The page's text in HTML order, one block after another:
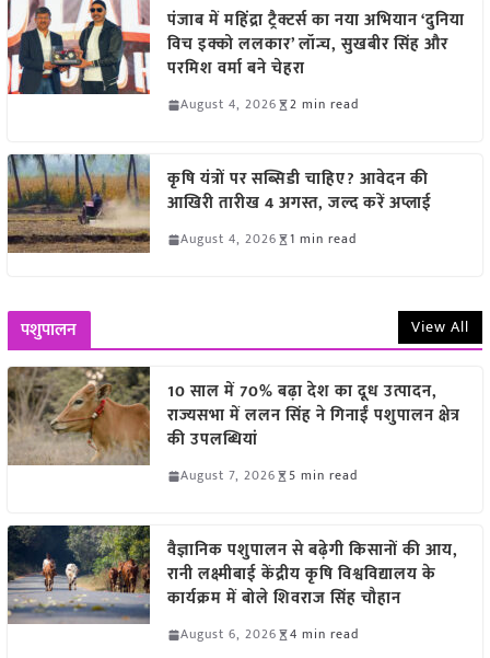
पंजाब में महिंद्रा ट्रैक्टर्स का नया अभियान ‘दुनिया
विच इक्को ललकार’ लॉन्च, सुखबीर सिंह और
परमिश वर्मा बने चेहरा
August 4, 2026 2 min read
कृषि यंत्रों पर सब्सिडी चाहिए? आवेदन की
आखिरी तारीख 4 अगस्त, जल्द करें अप्लाई
August 4, 2026 1 min read
पशुपालन View All
10 साल में 70% बढ़ा देश का दूध उत्पादन,
राज्यसभा में ललन सिंह ने गिनाईं पशुपालन क्षेत्र
की उपलब्धियां
August 7, 2026 5 min read
वैज्ञानिक पशुपालन से बढ़ेगी किसानों की आय,
रानी लक्ष्मीबाई केंद्रीय कृषि विश्वविद्यालय के
कार्यक्रम में बोले शिवराज सिंह चौहान
August 6, 2026 4 min read